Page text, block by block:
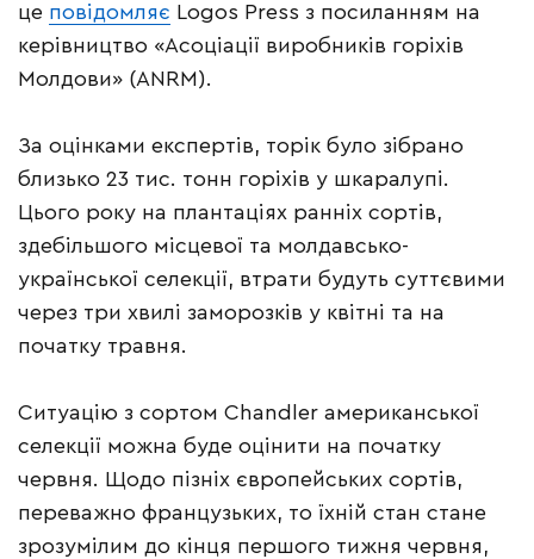
це повідомляє Logos Press з посиланням на
керівництво «Асоціації виробників горіхів
Молдови» (ANRM).
За оцінками експертів, торік було зібрано
близько 23 тис. тонн горіхів у шкаралупі.
Цього року на плантаціях ранніх сортів,
здебільшого місцевої та молдавсько-
української селекції, втрати будуть суттєвими
через три хвилі заморозків у квітні та на
початку травня.
Ситуацію з сортом Chandler американської
селекції можна буде оцінити на початку
червня. Щодо пізніх європейських сортів,
переважно французьких, то їхній стан стане
зрозумілим до кінця першого тижня червня,